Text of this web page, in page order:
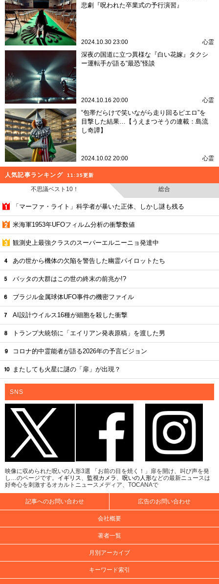
悲劇『呪われた卒業式の予行演習』
2024.10.30 23:00 心霊
深夜の国道に立つ異様な『白い花嫁』タクシ
ー運転手が語る“最恐”怪談
2024.10.16 20:00 心霊
“包帯だらけで笑いながら走り回るピエロ”を
目撃した結果…【うえまつそうの連載：島流
し奇譚】
2024.10.02 20:00 心霊
人気記事ランキング 11:35更新
不思議ベスト10！ 総合
「マーファ・ライト」科学者が暴いた正体、しかし謎も残る
米海軍1953年UFOフィルム分析の衝撃数値
観測史上最強クラスのスーパーエルニーニョ発達中
あの世から機体の欠陥を警告した幽霊パイロットたち
バッタの大群はこの世の終末の前兆か!?
ブラジル金属球体UFO事件の機密ファイル
AI設計ウイルス16種が細胞を殺した衝撃
トランプ大統領に「エイリアン発表原稿」を渡した男
コロナ的中霊能者が語る2026年の予言ビジョン
またしても火星に謎の「扉」が出現？
SNS
映像に収められた呪いの人形3選 「お前の目を焼く！」扉を開け、叫び声を発
し…のページです。 イギリス、 監視カメラ 、 呪いの人形などの最新ニュースは
好奇心を刺激するオカルトニュースメディア、TOCANAで
記事へのお問い合わせ 広告のお問い合わせ
会社概要
著者一覧
月別アーカイブ
キーワード索引